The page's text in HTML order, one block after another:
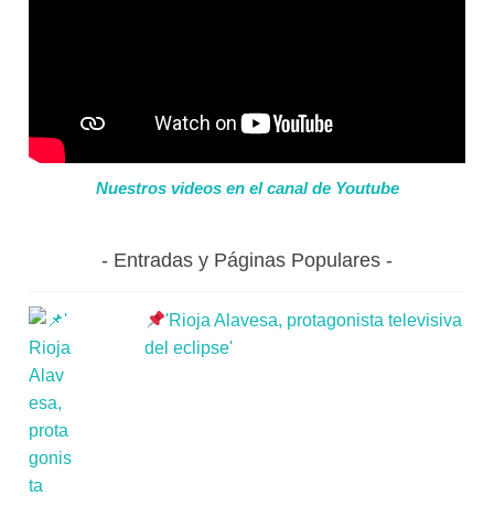
Nuestros videos en el canal de Youtube
Entradas y Páginas Populares
'Rioja Alavesa, protagonista televisiva
del eclipse'